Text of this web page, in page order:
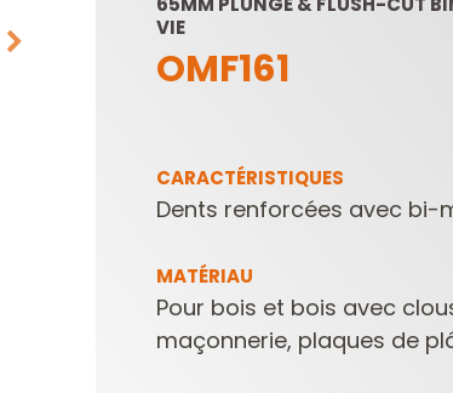
PLAQUETTES
RÉVERSIBLES ET
PORTE-OUTILS
VIE
OMF161
CARACTÉRISTIQUES
Dents renforcées avec bi-
MATÉRIAU
Pour bois et bois avec
maçonnerie, plaques de